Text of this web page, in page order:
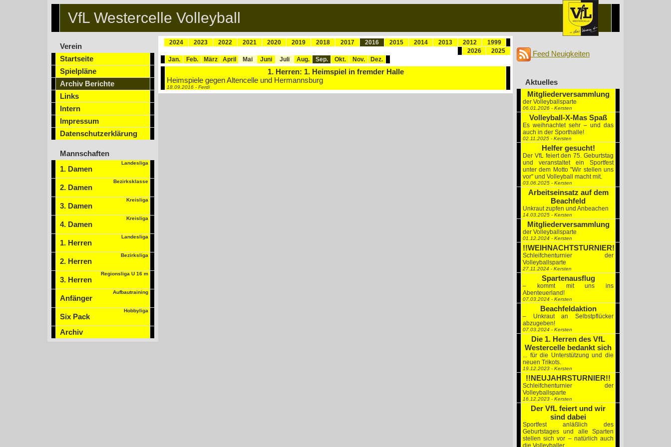
VfL Westercelle Volleyball
Verein
Startseite
Spielpläne
Archiv Berichte
Links
Intern
Impressum
Datenschutzerklärung
Mannschaften
Landesliga
1. Damen
Bezirksklasse
2. Damen
Kreisliga
3. Damen
Kreisliga
4. Damen
Landesliga
1. Herren
Bezirksliga
2. Herren
Regionsliga U 16 m
3. Herren
Aufbautraining
Anfänger
Hobbyliga
Six Pack
Archiv
1999
2012
2013
2014
2015
2016
2017
2018
2019
2020
2021
2022
2023
2024
2025
2026
Jan.
Feb. März April Mai Juni Juli Aug. Sep. Okt. Nov. Dez.
1. Herren: 1. Heimspiel in fremder Halle
Heimspiele gegen Altencelle und Hermannsburg
18.09.2016 - Ferdi
Feed Neuigkeiten
Aktuelles
Mitgliederversammlung
der Volleyballsparte
06.01.2026 - Kersten
Volleyball-X-Mas Spaß
Es weihnachtet sehr – und das
auch in der Sporthalle!
02.11.2025 - Kersten
Helfer gesucht!
Der VfL feiert den 75. Geburtstag
und veranstaltet ein Sportfest
unter dem Motto "Wir stellen uns
vor" und Volleyball macht mit.
03.06.2025 - Kersten
Arbeitseinsatz auf dem
Beachfeld
Unkraut zupfen und Anbeachen
14.03.2025 - Kersten
Mitgliederversammlung
der Volleyballsparte
01.12.2024 - Kersten
!!WEIHNACHTSTURNIER!!
Schleifchenturnier der
Volleyballsparte
27.11.2024 - Kersten
Spartenausflug
– kommt mit uns ins
Abenteuerland!
07.03.2024 - Kersten
Beachfeldaktion
– Unkraut an Selbstpflücker
abzugeben!
07.03.2024 - Kersten
Die 1. Herren des VfL
Westercelle bedankt sich
... für die Unterstützung und die
neuen Trikots.
19.12.2023 - Kersten
!!NEUJAHRSTURNIER!!
Schleifchenturnier der
Volleyballsparte
16.12.2023 - Kersten
Der VfL feiert und wir
sind dabei
Sportfest anläßlich des
Geburtstages und alle Sparten
stellen sich vor – natürlich auch
die Volleyballer